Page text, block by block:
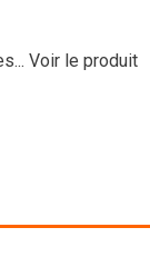
Voir le produit